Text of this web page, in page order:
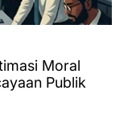
Moral
Publik